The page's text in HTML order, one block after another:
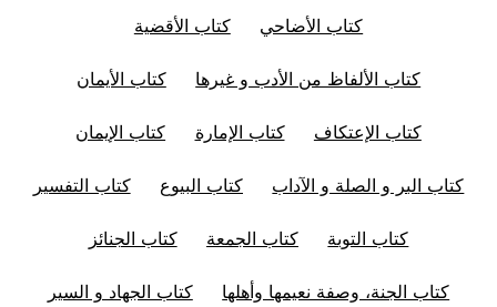
كتاب الأضاحي كتاب الأقضية
كتاب الألفاظ من الأدب و غيرها كتاب الأيمان
كتاب الإعتكاف كتاب الإمارة كتاب الإيمان
كتاب البر و الصلة و الآداب كتاب البيوع كتاب التفسير
كتاب التوبة كتاب الجمعة كتاب الجنائز
كتاب الجنة، وصفة نعيمها وأهلها كتاب الجهاد و السير